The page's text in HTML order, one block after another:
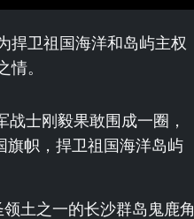
捍卫祖国海洋和岛屿主权
。
士刚毅果敢围成一圈，
旗帜，捍卫祖国海洋岛屿
土之一的长沙群岛鬼鹿角